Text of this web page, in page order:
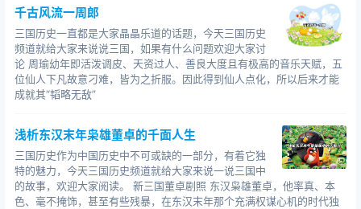
：158-229（72岁）
磐河战文丑：192年赵云35岁（处女战）
长坂坡大战：208年赵云50岁（颠峰之战）
汉水拒敌：218年赵云60岁（半老中年）
力斩五将：227年赵云70岁（也老了，哎）
超：176-222（47岁）
马超登场：194年马超19岁（登场年龄最小，怪不得是
千古风流一周郎
三国历史一直都是大家晶晶乐道的话题，今天三国历史
频道就给大家来说说三国，如果有什么问题欢迎大家讨
论 周瑜幼年即活泼调皮、天资过人、善良大度且有极高的音乐天赋，五
位仙人下凡故意刁难，皆为之折服。因此得到仙人点化，所以后来才能
成就其“韬略无敌”
浅析东汉末年枭雄董卓的千面人生
三国历史作为中国历史中不可或缺的一部分，有着它独
特的魅力，今天三国历史频道就给大家来说一说三国中
的故事，欢迎大家阅读。 新三国董卓剧照 东汉枭雄董卓，他率真、本
色、毫不掩饰，甚至有些残暴，在东汉末年那个充满权谋心机的时代独